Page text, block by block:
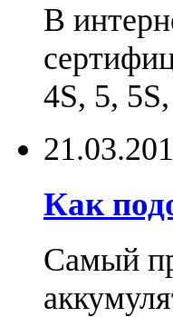
В
4S, 5,
Как
Самый